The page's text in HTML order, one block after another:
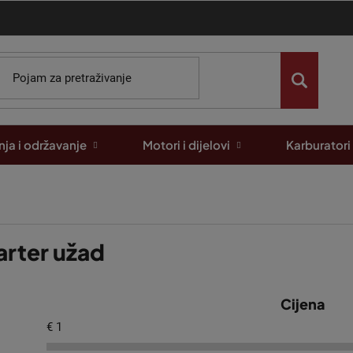
i održavanje Motori i dijelovi Karburatori
užad
Cijena
€ 1